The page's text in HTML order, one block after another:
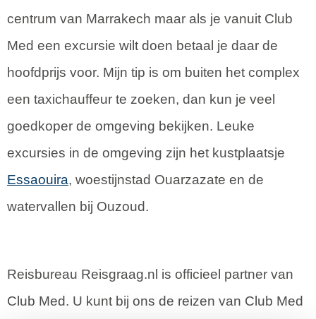
centrum van Marrakech maar als je vanuit Club
Med een excursie wilt doen betaal je daar de
hoofdprijs voor. Mijn tip is om buiten het complex
een taxichauffeur te zoeken, dan kun je veel
goedkoper de omgeving bekijken. Leuke
excursies in de omgeving zijn het kustplaatsje
Essaouira, woestijnstad Ouarzazate en de
watervallen bij Ouzoud.
Reisbureau Reisgraag.nl is officieel partner van
Club Med. U kunt bij ons de reizen van Club Med